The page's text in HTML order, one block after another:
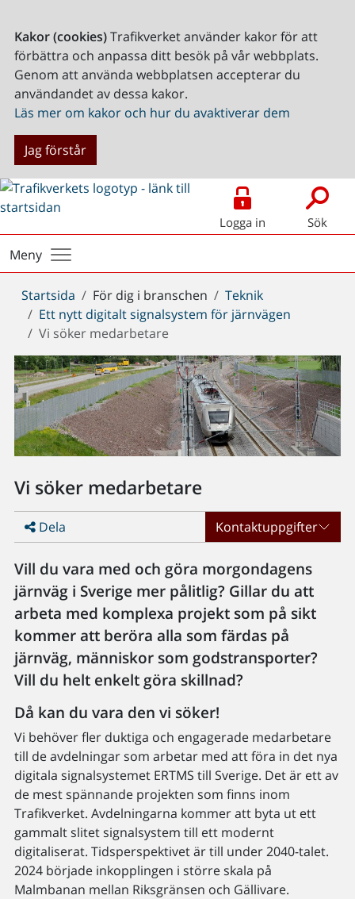
Kakor (cookies)Trafikverket använder kakor för att
förbättra och anpassa ditt besök på vår webbplats.
Genom att använda webbplatsen accepterar du
användandet av dessa kakor.
Läs mer om kakor och hur du avaktiverar dem
Jag förstår
Logga in Sök
Meny
Du
är
här:
Startsida För dig i branschen
Teknik
Ett nytt digitalt signalsystem för järnvägen
Vi söker medarbetare
Vi söker medarbetare
Dela Kontaktuppgifter
Vill du vara med och göra morgondagens
järnväg i Sverige mer pålitlig? Gillar du att
arbeta med komplexa projekt som på sikt
kommer att beröra alla som färdas på
järnväg, människor som godstransporter?
Vill du helt enkelt göra skillnad?
Då kan du vara den vi söker!
Vi behöver fler duktiga och engagerade medarbetare
till de avdelningar som arbetar med att föra in det nya
digitala signalsystemet ERTMS till Sverige. Det är ett av
de mest spännande projekten som finns inom
Trafikverket. Avdelningarna kommer att byta ut ett
gammalt slitet signalsystem till ett modernt
digitaliserat. Tidsperspektivet är till under 2040-talet.
2024 började inkopplingen i större skala på
Malmbanan mellan Riksgränsen och Gällivare.